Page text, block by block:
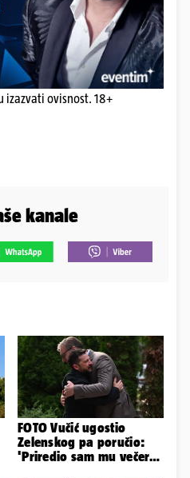
izazvati ovisnost. 18+
kanale
FOTO Vučić ugostio
Zelenskog pa poručio:
'Priredio sam mu večeru